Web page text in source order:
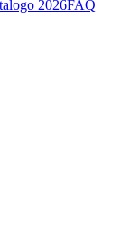
2026FAQ